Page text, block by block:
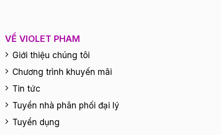
VỀ VIOLET PHAM
Giới thiệu chúng tôi
Chương trình khuyến mãi
Tin tức
Tuyển nhà phân phối đại lý
Tuyển dụng